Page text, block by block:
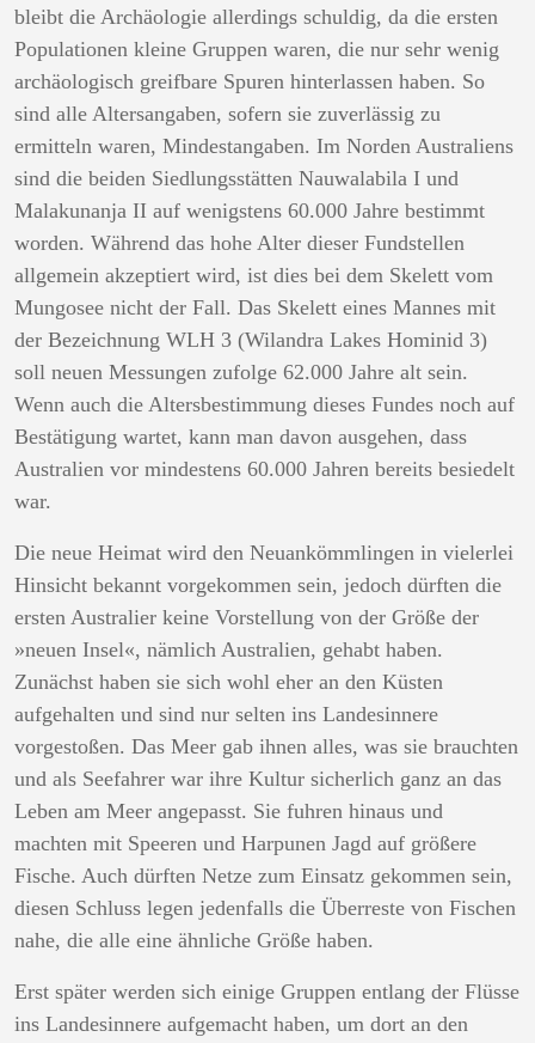
bleibt die Archäologie allerdings schuldig, da die ersten
Populationen kleine Gruppen waren, die nur sehr wenig
archäologisch greifbare Spuren hinterlassen haben. So
sind alle Altersangaben, sofern sie zuverlässig zu
ermitteln waren, Mindestangaben. Im Norden Australiens
sind die beiden Siedlungsstätten Nauwalabila I und
Malakunanja II auf wenigstens 60.000 Jahre bestimmt
worden. Während das hohe Alter dieser Fundstellen
allgemein akzeptiert wird, ist dies bei dem Skelett vom
Mungosee nicht der Fall. Das Skelett eines Mannes mit
der Bezeichnung WLH 3 (Wilandra Lakes Hominid 3)
soll neuen Messungen zufolge 62.000 Jahre alt sein.
Wenn auch die Altersbestimmung dieses Fundes noch auf
Bestätigung wartet, kann man davon ausgehen, dass
Australien vor mindestens 60.000 Jahren bereits besiedelt
war.
Die neue Heimat wird den Neuankömmlingen in vielerlei
Hinsicht bekannt vorgekommen sein, jedoch dürften die
ersten Australier keine Vorstellung von der Größe der
»neuen Insel«, nämlich Australien, gehabt haben.
Zunächst haben sie sich wohl eher an den Küsten
aufgehalten und sind nur selten ins Landesinnere
vorgestoßen. Das Meer gab ihnen alles, was sie brauchten
und als Seefahrer war ihre Kultur sicherlich ganz an das
Leben am Meer angepasst. Sie fuhren hinaus und
machten mit Speeren und Harpunen Jagd auf größere
Fische. Auch dürften Netze zum Einsatz gekommen sein,
diesen Schluss legen jedenfalls die Überreste von Fischen
nahe, die alle eine ähnliche Größe haben.
Erst später werden sich einige Gruppen entlang der Flüsse
ins Landesinnere aufgemacht haben, um dort an den